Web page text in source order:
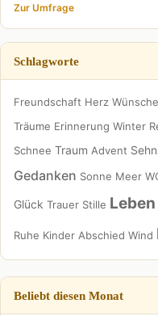
Zur Umfrage
Schlagworte
Freundschaft Herz Wünsche
Träume Erinnerung Winter
Schnee Traum Advent
Gedanken Sonne Meer
Glück Trauer Stille Leben
Ruhe Kinder Abschied Wind
Beliebt diesen Monat